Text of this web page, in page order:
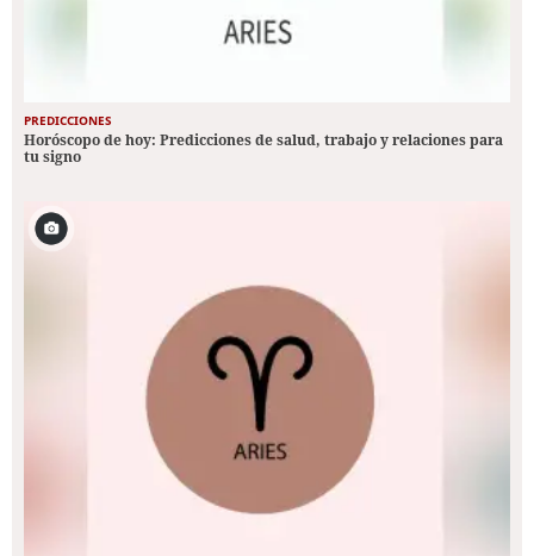
PREDICCIONES
Horóscopo de hoy: Predicciones de salud, trabajo y relaciones para
tu signo